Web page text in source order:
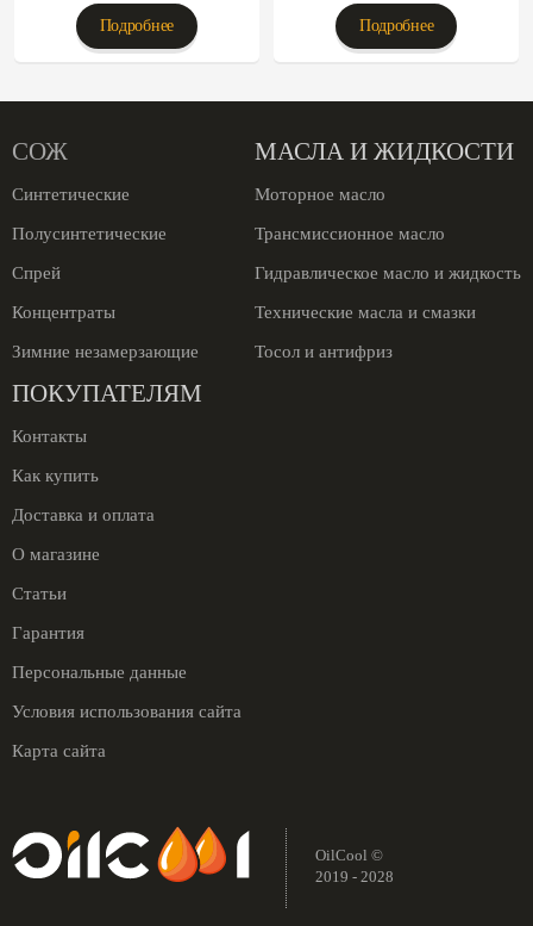
Подробнее Подробнее
СОЖ
Синтетические
Полусинтетические
Спрей
Концентраты
Зимние незамерзающие
МАСЛА И ЖИДКОСТИ
Моторное масло
Трансмиссионное масло
Гидравлическое масло и жидкость
Технические масла и смазки
Тосол и антифриз
ПОКУПАТЕЛЯМ
Контакты
Как купить
Доставка и оплата
О магазине
Статьи
Гарантия
Персональные данные
Условия использования сайта
Карта сайта
OilCool ©
2019 - 2028